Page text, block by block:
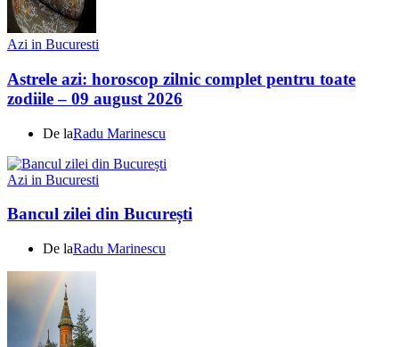
Azi in Bucuresti
Astrele azi: horoscop zilnic complet pentru toate
zodiile – 09 august 2026
De laRadu Marinescu
Azi in Bucuresti
Bancul zilei din București
De laRadu Marinescu